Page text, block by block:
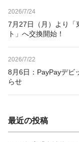
2026/7/24
7月27日（月）より「
ト」へ交換開始！
2026/7/22
8月6日：PayPayデビ
らせ
最近の投稿